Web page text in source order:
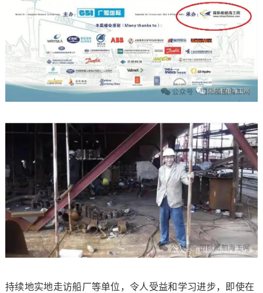
持续地实地走访船厂等单位，令人受益和学习进步，即使在